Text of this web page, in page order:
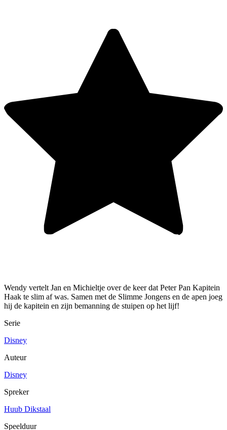
Wendy vertelt Jan en Michieltje over de keer dat Peter Pan Kapitein
Haak te slim af was. Samen met de Slimme Jongens en de apen joeg
hij de kapitein en zijn bemanning de stuipen op het lijf!
Serie
Disney
Auteur
Disney
Spreker
Huub Dikstaal
Speelduur